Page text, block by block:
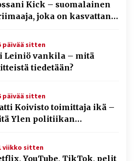
Kick – suomalainen
joka on kasvattanut
päivää sitten
Leiniö vankila – mitä
tiedetään?
päivää sitten
Koivisto toimittaja ikä –
Ylen politiikan
viikko sitten
YouTube, TikTok, pelit